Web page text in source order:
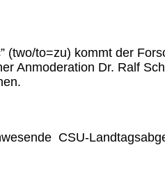
(two/to=zu) kommt der
Anmoderation Dr. Ralf
CSU-